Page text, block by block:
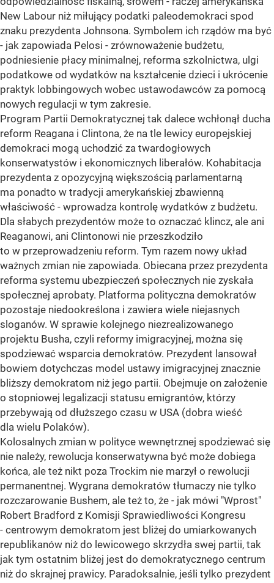
New Labour niż miłujący podatki paleodemokraci spod
znaku prezydenta Johnsona. Symbolem ich rządów ma być
- jak zapowiada Pelosi - zrównoważenie budżetu,
podniesienie płacy minimalnej, reforma szkolnictwa, ulgi
podatkowe od wydatków na kształcenie dzieci i ukrócenie
praktyk lobbingowych wobec ustawodawców za pomocą
nowych regulacji w tym zakresie.
Program Partii Demokratycznej tak dalece wchłonął ducha
reform Reagana i Clintona, że na tle lewicy europejskiej
demokraci mogą uchodzić za twardogłowych
konserwatystów i ekonomicznych liberałów. Kohabitacja
prezydenta z opozycyjną większością parlamentarną
ma ponadto w tradycji amerykańskiej zbawienną
właściwość - wprowadza kontrolę wydatków z budżetu.
Dla słabych prezydentów może to oznaczać klincz, ale ani
Reaganowi, ani Clintonowi nie przeszkodziło
to w przeprowadzeniu reform. Tym razem nowy układ
ważnych zmian nie zapowiada. Obiecana przez prezydenta
reforma systemu ubezpieczeń społecznych nie zyskała
społecznej aprobaty. Platforma polityczna demokratów
pozostaje niedookreślona i zawiera wiele niejasnych
sloganów. W sprawie kolejnego niezrealizowanego
projektu Busha, czyli reformy imigracyjnej, można się
spodziewać wsparcia demokratów. Prezydent lansował
bowiem dotychczas model ustawy imigracyjnej znacznie
bliższy demokratom niż jego partii. Obejmuje on założenie
o stopniowej legalizacji statusu emigrantów, którzy
przebywają od dłuższego czasu w USA (dobra wieść
dla wielu Polaków).
Kolosalnych zmian w polityce wewnętrznej spodziewać się
nie należy, rewolucja konserwatywna być może dobiega
końca, ale też nikt poza Trockim nie marzył o rewolucji
permanentnej. Wygrana demokratów tłumaczy nie tylko
rozczarowanie Bushem, ale też to, że - jak mówi "Wprost"
Robert Bradford z Komisji Sprawiedliwości Kongresu
- centrowym demokratom jest bliżej do umiarkowanych
republikanów niż do lewicowego skrzydła swej partii, tak
jak tym ostatnim bliżej jest do demokratycznego centrum
niż do skrajnej prawicy. Paradoksalnie, jeśli tylko prezydent